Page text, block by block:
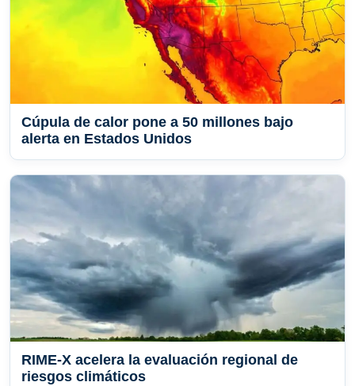
Cúpula de calor pone a 50 millones bajo
alerta en Estados Unidos
RIME-X acelera la evaluación regional de
riesgos climáticos